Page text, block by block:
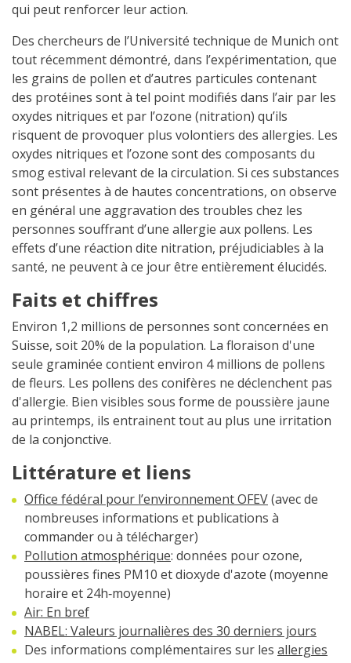
qui peut renforcer leur action.
Des chercheurs de l’Université technique de Munich ont
tout récemment démontré, dans l’expérimentation, que
les grains de pollen et d’autres particules contenant
des protéines sont à tel point modifiés dans l’air par les
oxydes nitriques et par l’ozone (nitration) qu’ils
risquent de provoquer plus volontiers des allergies. Les
oxydes nitriques et l’ozone sont des composants du
smog estival relevant de la circulation. Si ces substances
sont présentes à de hautes concentrations, on observe
en général une aggravation des troubles chez les
personnes souffrant d’une allergie aux pollens. Les
effets d’une réaction dite nitration, préjudiciables à la
santé, ne peuvent à ce jour être entièrement élucidés.
Faits et chiffres
Environ 1,2 millions de personnes sont concernées en
Suisse, soit 20% de la population. La floraison d'une
seule graminée contient environ 4 millions de pollens
de fleurs. Les pollens des conifères ne déclenchent pas
d'allergie. Bien visibles sous forme de poussière jaune
au printemps, ils entrainent tout au plus une irritation
de la conjonctive.
Littérature et liens
Office fédéral pour l’environnement OFEV(avec de
nombreuses informations et publications à
commander ou à télécharger)
Pollution atmosphérique: données pour ozone,
poussières fines PM10 et dioxyde d'azote (moyenne
horaire et 24h‑moyenne)
Air: En bref
NABEL: Valeurs journalières des 30 derniers jours
Des informations complémentaires sur les allergies